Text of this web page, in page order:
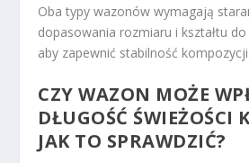
Oba typy wazonów wymagają
dopasowania rozmiaru i kształtu
aby zapewnić stabilność kompozycji.
CZY WAZON MOŻE
DŁUGOŚĆ ŚWIEŻOŚCI
JAK TO SPRAWDZIĆ?